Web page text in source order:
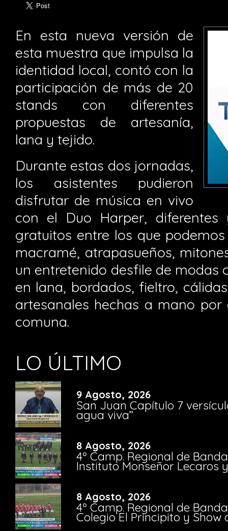
En esta nueva versión de
esta muestra que impulsa la
identidad local, contó con la
participación de más de 20
stands con diferentes
propuestas de artesanía,
lana y tejido.
Durante estas dos jornadas,
los asistentes pudieron
disfrutar de música en vivo
con el Duo Harper, diferentes
gratuitos entre los que
macramé, atrapasueños,
un entretenido desfile de modas
en lana, bordados, fieltro,
artesanales hechas a mano
comuna.
LO ÚLTIMO
9 Agosto, 2026
San Juan Capítulo 7
agua viva”
8 Agosto, 2026
4º Camp. Regional de
Instituto Monseñor Lecaros
8 Agosto, 2026
4º Camp. Regional de
Colegio El Principito y Show